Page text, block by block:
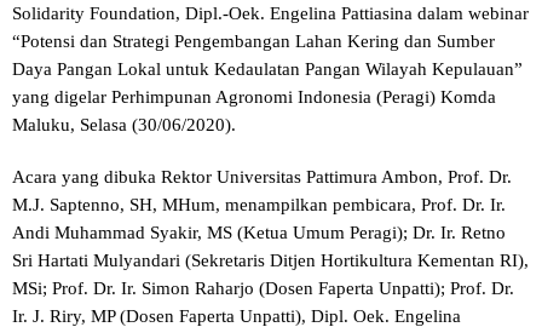
Solidarity Foundation, Dipl.-Oek. Engelina Pattiasina dalam webinar
“Potensi dan Strategi Pengembangan Lahan Kering dan Sumber
Daya Pangan Lokal untuk Kedaulatan Pangan Wilayah Kepulauan”
yang digelar Perhimpunan Agronomi Indonesia (Peragi) Komda
Maluku, Selasa (30/06/2020).
Acara yang dibuka Rektor Universitas Pattimura Ambon, Prof. Dr.
M.J. Saptenno, SH, MHum, menampilkan pembicara, Prof. Dr. Ir.
Andi Muhammad Syakir, MS (Ketua Umum Peragi); Dr. Ir. Retno
Sri Hartati Mulyandari (Sekretaris Ditjen Hortikultura Kementan RI),
MSi; Prof. Dr. Ir. Simon Raharjo (Dosen Faperta Unpatti); Prof. Dr.
Ir. J. Riry, MP (Dosen Faperta Unpatti), Dipl. Oek. Engelina